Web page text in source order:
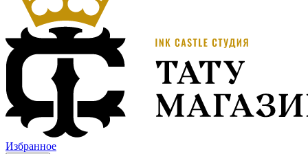
Избранное